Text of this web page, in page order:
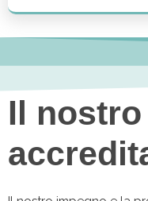
Il